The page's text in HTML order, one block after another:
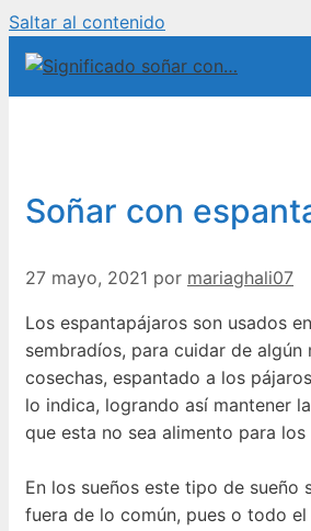
Saltar al contenido
Soñar con
27 mayo, 2021 por mariaghali07
Los espantapájaros son usados
sembradíos, para cuidar de algún
cosechas, espantado a los
lo indica, logrando así mantener
que esta no sea alimento para los
En los sueños este tipo de sueño
fuera de lo común, pues o todo